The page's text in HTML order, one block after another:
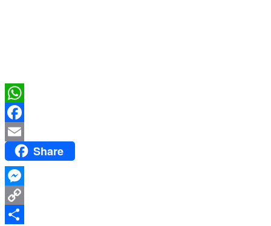
WhatsApp
Facebook
Email Share
Messenger
Copy